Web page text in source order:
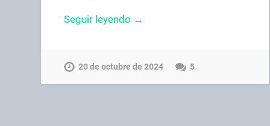
Seguir leyendo →
20 de octubre de 2024 5